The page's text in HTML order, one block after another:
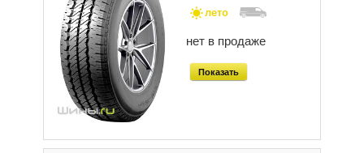
лето
нет в продаже
Показать